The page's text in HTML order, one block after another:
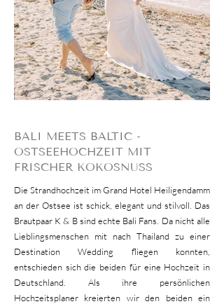
BALI MEETS BALTIC -
OSTSEEHOCHZEIT MIT
FRISCHER KOKOSNUSS
Die Strandhochzeit im Grand Hotel Heiligendamm
an der Ostsee ist schick, elegant und stilvoll. Das
Brautpaar K & B sind echte Bali Fans. Da nicht alle
Lieblingsmenschen mit nach Thailand zu einer
Destination Wedding fliegen konnten,
entschieden sich die beiden für eine Hochzeit in
Deutschland. Als ihre persönlichen
Hochzeitsplaner kreierten wir den beiden ein